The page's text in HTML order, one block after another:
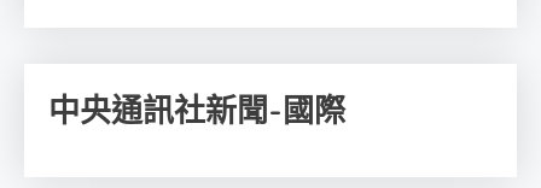
中央通訊社新聞-國際